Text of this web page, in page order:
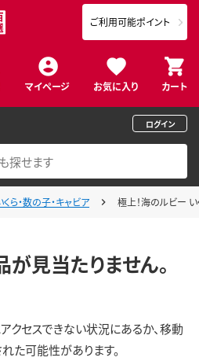
マイページ お気に入り カート
ご利用可能ポイント
ログイン
くら・数の子・キャビア 極上！海のルビー
見当たりません。
クセスできない状況にあるか、移動
た可能性があります。